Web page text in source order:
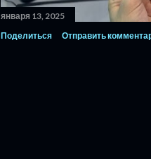
января 13, 2025
Поделиться
Отправить